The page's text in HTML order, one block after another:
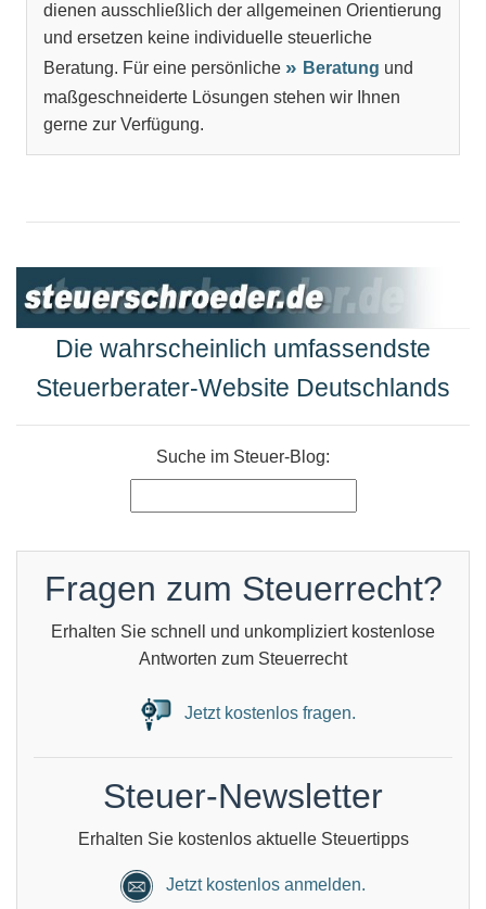
dienen ausschließlich der allgemeinen Orientierung
und ersetzen keine individuelle steuerliche
Beratung. Für eine persönliche
Beratung und
maßgeschneiderte Lösungen stehen wir Ihnen
gerne zur Verfügung.
Die wahrscheinlich umfassendste
Steuerberater-Website Deutschlands
Suche im Steuer-Blog:
Fragen zum Steuerrecht?
Erhalten Sie schnell und unkompliziert kostenlose
Antworten zum Steuerrecht
Jetzt kostenlos fragen.
Steuer-Newsletter
Erhalten Sie kostenlos aktuelle Steuertipps
Jetzt kostenlos anmelden.